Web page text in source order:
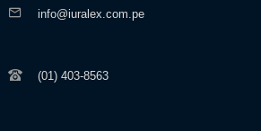
info@iuralex.com.pe
(01) 403-8563